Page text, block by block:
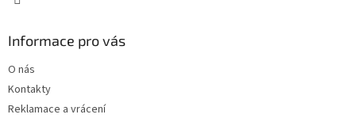
Informace pro vás
O nás
Kontakty
Reklamace a vrácení